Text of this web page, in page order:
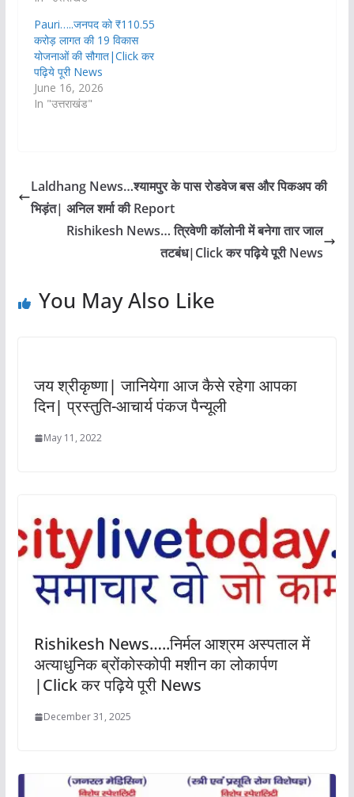
Pauri…..जनपद को ₹110.55
करोड़ लागत की 19 विकास
योजनाओं की सौगात|Click कर
पढ़िये पूरी News
June 16, 2026
In "उत्तराखंड"
Laldhang News…श्यामपुर के पास रोडवेज बस और पिकअप की
भिड़ंत| अनिल शर्मा की Report
Rishikesh News… त्रिवेणी कॉलोनी में बनेगा तार जाल
तटबंध|Click कर पढ़िये पूरी News
You May Also Like
जय श्रीकृष्णा| जानियेगा आज कैसे रहेगा आपका
दिन| प्रस्तुति-आचार्य पंकज पैन्यूली
May 11, 2022
Rishikesh News…..निर्मल आश्रम अस्पताल में
अत्याधुनिक ब्रोंकोस्कोपी मशीन का लोकार्पण
|Click कर पढ़िये पूरी News
December 31, 2025